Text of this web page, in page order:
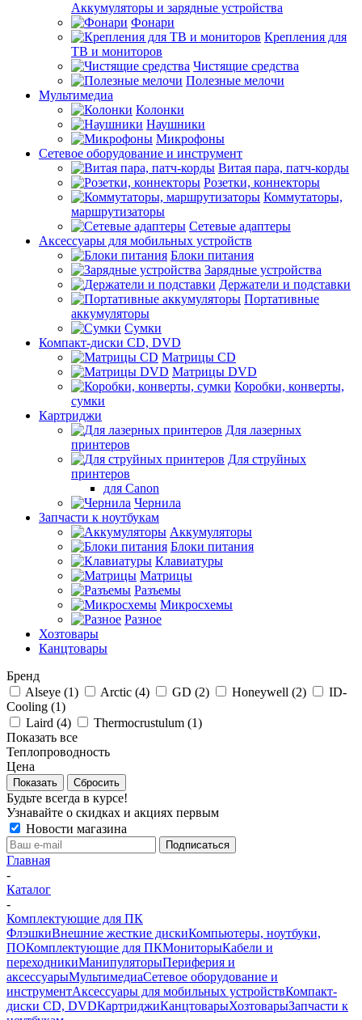
Аккумуляторы и зарядные устройства
Фонари
Крепления для
ТВ и мониторов
Чистящие средства
Полезные мелочи
Мультимедиа
Колонки
Наушники
Микрофоны
Сетевое оборудование и инструмент
Витая пара, патч-корды
Розетки, коннекторы
Коммутаторы,
маршрутизаторы
Сетевые адаптеры
Аксессуары для мобильных устройств
Блоки питания
Зарядные устройства
Держатели и подставки
Портативные
аккумуляторы
Сумки
Компакт-диски CD, DVD
Матрицы CD
Матрицы DVD
Коробки, конверты,
сумки
Картриджи
Для лазерных
принтеров
Для струйных
принтеров
для Canon
Чернила
Запчасти к ноутбукам
Аккумуляторы
Блоки питания
Клавиатуры
Матрицы
Разъемы
Микросхемы
Разное
Хозтовары
Канцтовары
Бренд
Alseye (1) Arctic (4) GD (2) Honeywell (2)
ID-
Cooling (1)
Laird (4) Thermocrustulum (1)
Показать все
Теплопроводность
Цена
Сбросить
Будьте всегда в курсе!
Узнавайте о скидках и акциях первым
Новости магазина
Главная
-
Каталог
-
Комплектующие для ПК
ФлэшкиВнешние жесткие дискиКомпьютеры, ноутбуки,
ПОКомплектующие для ПКМониторыКабели и
переходникиМанипуляторыПериферия и
аксессуарыМультимедиаСетевое оборудование и
инструментАксессуары для мобильных устройствКомпакт-
диски CD, DVDКартриджиКанцтоварыХозтоварыЗапчасти к